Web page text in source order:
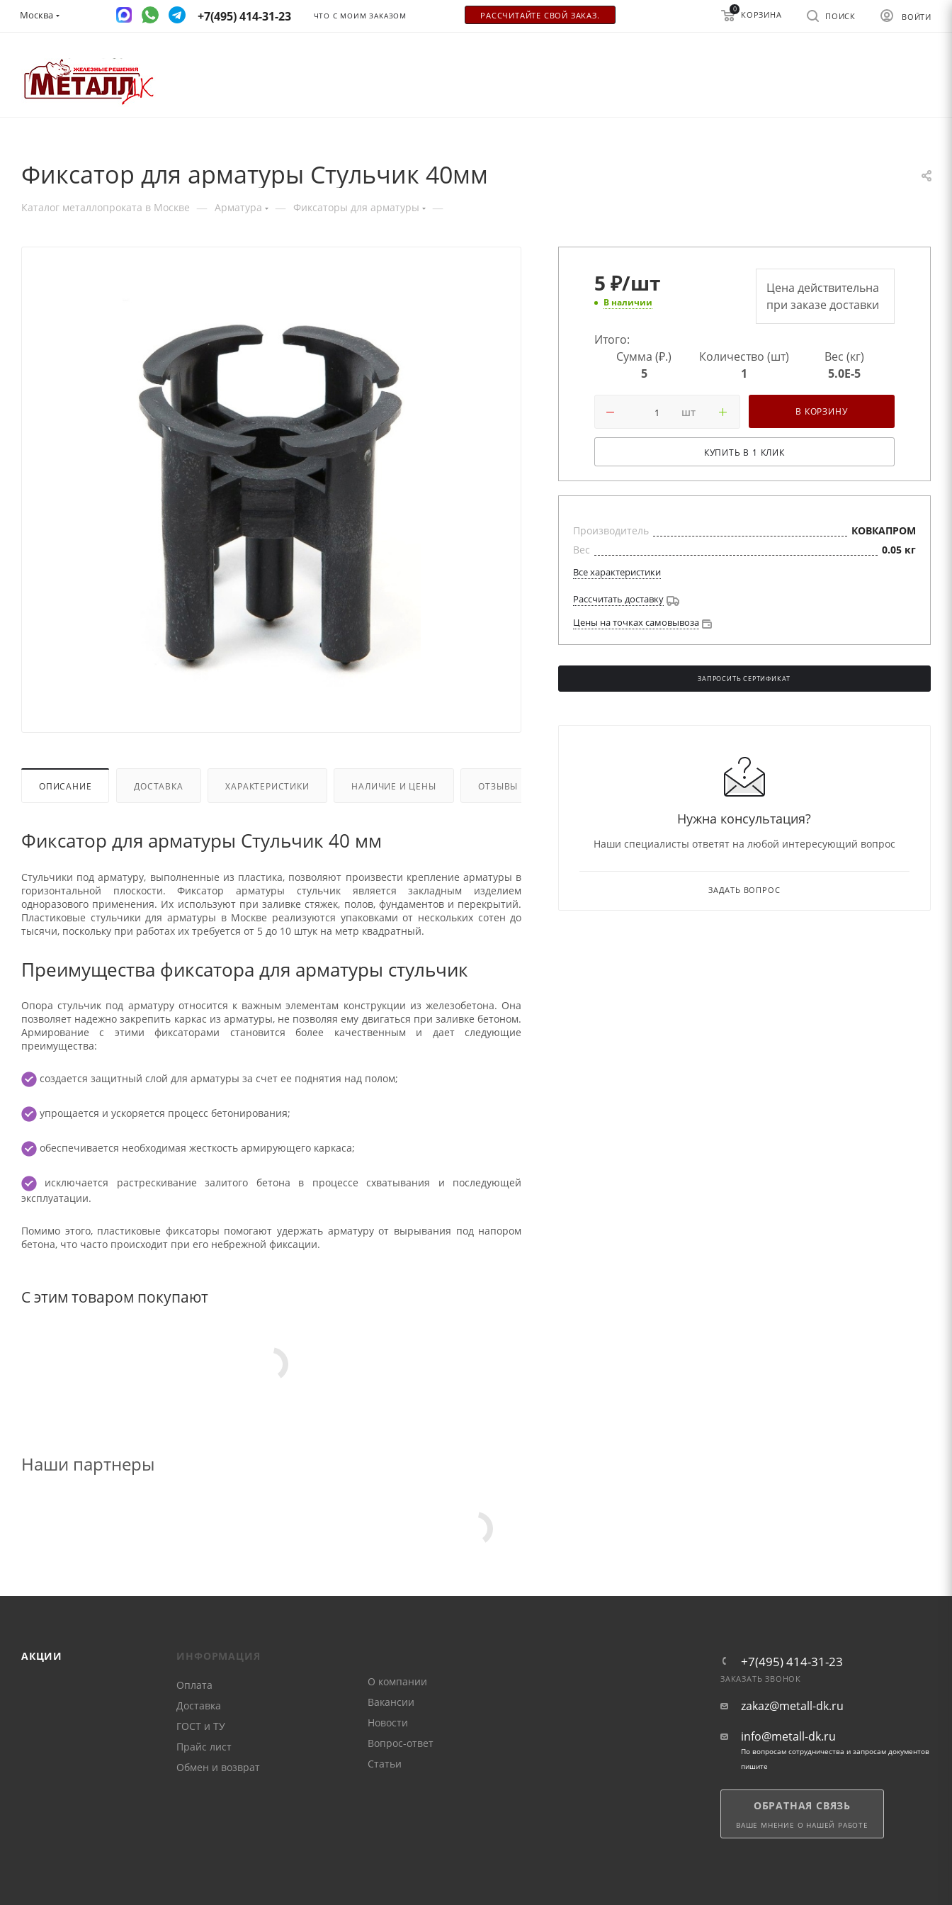
Москва +7(495) 414-31-23 ЧТО С МОИМ ЗАКАЗОМ РАСCЧИТАЙТЕ СВОЙ ЗАКАЗ. ВОЙТИ
ПОИСК
0
КОРЗИНА
Фиксатор для арматуры Стульчик 40мм
Каталог металлопроката в Москве — Арматура — Фиксаторы для арматуры —
ОПИСАНИЕ ДОСТАВКА ХАРАКТЕРИСТИКИ НАЛИЧИЕ И ЦЕНЫ ОТЗЫВЫ
Фиксатор для арматуры Стульчик 40 мм
Стульчики под арматуру, выполненные из пластика, позволяют произвести крепление арматуры в
горизонтальной плоскости. Фиксатор арматуры стульчик является закладным изделием
одноразового применения. Их используют при заливке стяжек, полов, фундаментов и перекрытий.
Пластиковые стульчики для арматуры в Москве реализуются упаковками от нескольких сотен до
тысячи, поскольку при работах их требуется от 5 до 10 штук на метр квадратный.
Преимущества фиксатора для арматуры стульчик
Опора стульчик под арматуру относится к важным элементам конструкции из железобетона. Она
позволяет надежно закрепить каркас из арматуры, не позволяя ему двигаться при заливке бетоном.
Армирование с этими фиксаторами становится более качественным и дает следующие
преимущества:
создается защитный слой для арматуры за счет ее поднятия над полом;
упрощается и ускоряется процесс бетонирования;
обеспечивается необходимая жесткость армирующего каркаса;
исключается растрескивание залитого бетона в процессе схватывания и последующей
эксплуатации.
Помимо этого, пластиковые фиксаторы помогают удержать арматуру от вырывания под напором
бетона, что часто происходит при его небрежной фиксации.
С этим товаром покупают
5 ₽/шт
В наличии
Цена действительна
при заказе доставки
Итого:
Сумма (₽.)
5
Количество (шт)
1
Вес (кг)
5.0E-5
шт В КОРЗИНУ
КУПИТЬ В 1 КЛИК
Производитель
КОВКАПРОМ
Вес
0.05 кг
Все характеристики
Рассчитать доставку
Цены на точках самовывоза
ЗАПРОСИТЬ СЕРТИФИКАТ
Нужна консультация?
Наши специалисты ответят на любой интересующий вопрос
ЗАДАТЬ ВОПРОС
Наши партнеры
АКЦИИ ИНФОРМАЦИЯ
Оплата
Доставка
ГОСТ и ТУ
Прайс лист
Обмен и возврат
О компании
Вакансии
Новости
Вопрос-ответ
Статьи
+7(495) 414-31-23
ЗАКАЗАТЬ ЗВОНОК
zakaz@metall-dk.ru
info@metall-dk.ru
По вопросам сотрудничества и запросам документов
пишите
ОБРАТНАЯ СВЯЗЬ
ВАШЕ МНЕНИЕ О НАШЕЙ РАБОТЕ